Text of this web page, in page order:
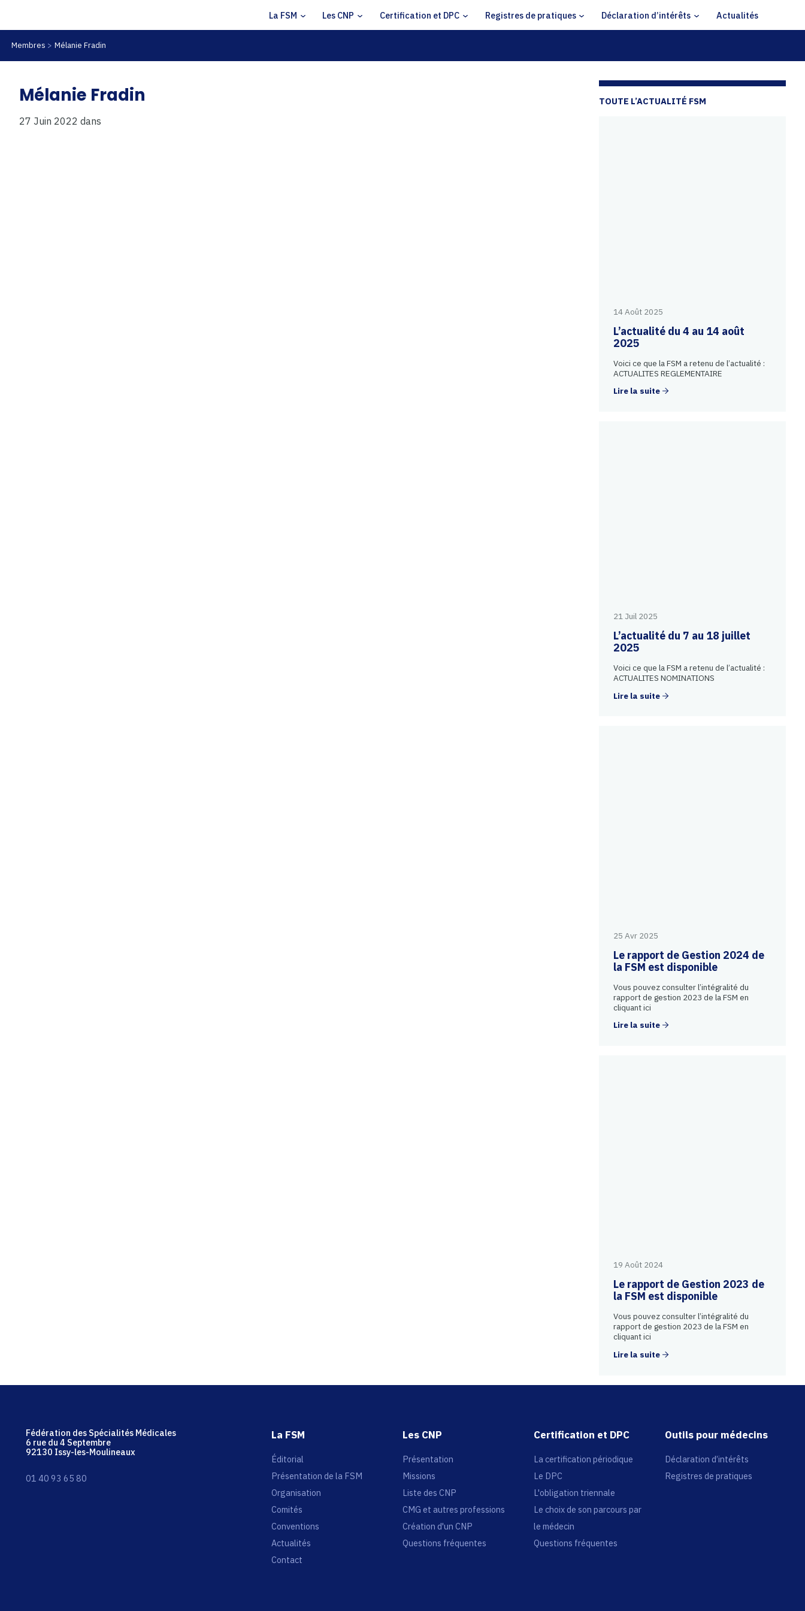
La FSM Les CNP Certification et DPC Registres de pratiques Déclaration d’intérêts Actualités
Membres Mélanie Fradin
Mélanie Fradin
27 Juin 2022 dans
TOUTE L’ACTUALITÉ FSM
14 Août 2025
L’actualité du 4 au 14 août
2025
Voici ce que la FSM a retenu de l’actualité :
ACTUALITES REGLEMENTAIRE
Lire la suite
21 Juil 2025
L’actualité du 7 au 18 juillet
2025
Voici ce que la FSM a retenu de l’actualité :
ACTUALITES NOMINATIONS
Lire la suite
25 Avr 2025
Le rapport de Gestion 2024 de
la FSM est disponible
Vous pouvez consulter l’intégralité du
rapport de gestion 2023 de la FSM en
cliquant ici
Lire la suite
19 Août 2024
Le rapport de Gestion 2023 de
la FSM est disponible
Vous pouvez consulter l’intégralité du
rapport de gestion 2023 de la FSM en
cliquant ici
Lire la suite
Fédération des Spécialités Médicales
6 rue du 4 Septembre
92130 Issy-les-Moulineaux
01 40 93 65 80
La FSM
Éditorial
Présentation de la FSM
Organisation
Comités
Conventions
Actualités
Contact
Les CNP
Présentation
Missions
Liste des CNP
CMG et autres professions
Création d'un CNP
Questions fréquentes
Certification et DPC
La certification périodique
Le DPC
L'obligation triennale
Le choix de son parcours par
le médecin
Questions fréquentes
Outils pour médecins
Déclaration d’intérêts
Registres de pratiques